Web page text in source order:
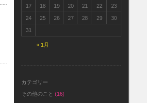
« 1月
17 18 19 20 21 22 23
24 25 26 27 28 29 30
31
カテゴリー
その他のこと (16)